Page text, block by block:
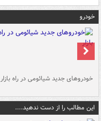
خودرو
خودروهای جدید شیائومی در راه بازار
این مطالب را از دست ندهید....